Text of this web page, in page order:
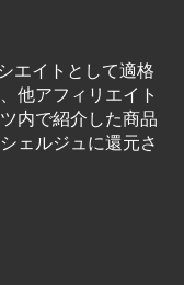
エイトとして適格
他アフィリエイト
内で紹介した商品
ェルジュに還元さ